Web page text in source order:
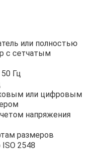
или полностью
с сетчатым
Гц
или цифровым
напряжения
размеров
2548